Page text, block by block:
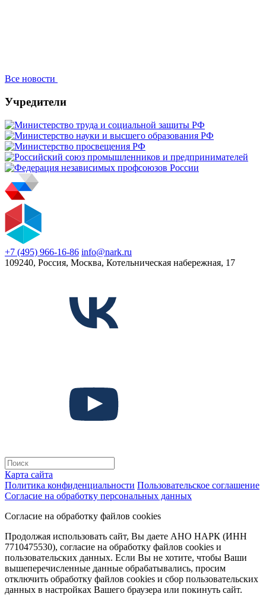
Все новости
Учредители
+7 (495) 966-16-86 info@nark.ru
109240, Россия, Москва, Котельническая набережная, 17
Карта сайта
Политика конфиденциальности Пользовательское соглашение
Согласие на обработку персональных данных
Согласие на обработку файлов cookies
Продолжая использовать сайт, Вы даете АНО НАРК (ИНН
7710475530), согласие на обработку файлов cookies и
пользовательских данных. Если Вы не хотите, чтобы Ваши
вышеперечисленные данные обрабатывались, просим
отключить обработку файлов cookies и сбор пользовательских
данных в настройках Вашего браузера или покинуть сайт.